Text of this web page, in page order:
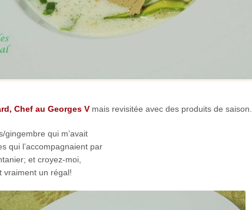
Chef au Georges Vmais revisitée avec des produits de saison.
gingembre qui m’avait
qui l’accompagnaient par
et croyez-moi,
vraiment un régal!